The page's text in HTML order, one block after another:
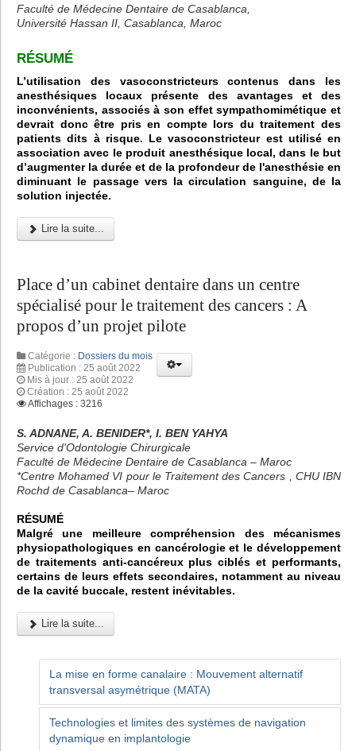
Faculté de Médecine Dentaire de Casablanca,
Université Hassan II, Casablanca, Maroc
RÉSUMÉ
L’utilisation des vasoconstricteurs contenus dans les
anesthésiques locaux présente des avantages et des
inconvénients, associés à son effet sympathomimétique et
devrait donc être pris en compte lors du traitement des
patients dits à risque. Le vasoconstricteur est utilisé en
association avec le produit anesthésique local, dans le but
d’augmenter la durée et de la profondeur de l'anesthésie en
diminuant le passage vers la circulation sanguine, de la
solution injectée.
Lire la suite...
Place d’un cabinet dentaire dans un centre
spécialisé pour le traitement des cancers : A
propos d’un projet pilote
Catégorie : Dossiers du mois
Publication : 25 août 2022
Mis à jour : 25 août 2022
Création : 25 août 2022
Affichages : 3216
S. ADNANE, A. BENIDER*, I. BEN YAHYA
Service d'Odontologie Chirurgicale
Faculté de Médecine Dentaire de Casablanca – Maroc
*Centre Mohamed VI pour le Traitement des Cancers , CHU IBN
Rochd de Casablanca– Maroc
RÉSUMÉ
Malgré une meilleure compréhension des mécanismes
physiopathologiques en cancérologie et le développement
de traitements anti-cancéreux plus ciblés et performants,
certains de leurs effets secondaires, notamment au niveau
de la cavité buccale, restent inévitables.
Lire la suite...
La mise en forme canalaire : Mouvement alternatif
transversal asymétrique (MATA)
Technologies et limites des systèmes de navigation
dynamique en implantologie